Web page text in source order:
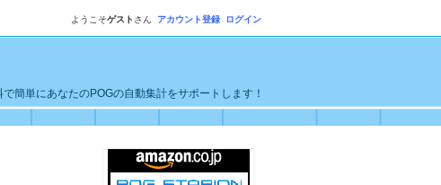
ようこそゲスト さん アカウント登録 ログイン
簡単にあなたのPOGの自動集計をサポートします！